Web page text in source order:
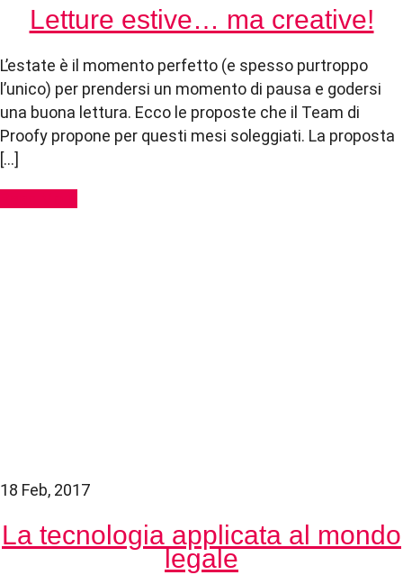
Letture estive… ma creative!
L’estate è il momento perfetto (e spesso purtroppo
l’unico) per prendersi un momento di pausa e godersi
una buona lettura. Ecco le proposte che il Team di
Proofy propone per questi mesi soleggiati. La proposta
[…]
18 Feb, 2017
La tecnologia applicata al mondo
legale